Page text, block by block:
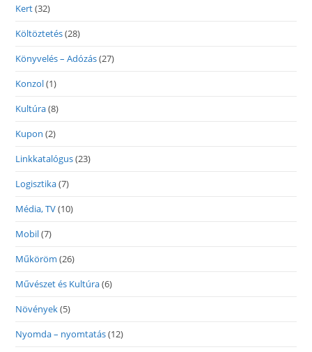
Kert(32)
Költöztetés(28)
Könyvelés – Adózás(27)
Konzol(1)
Kultúra(8)
Kupon (2)
Linkkatalógus(23)
Logisztika(7)
Média, TV(10)
Mobil(7)
Műköröm (26)
Művészet és Kultúra(6)
Növények(5)
Nyomda – nyomtatás(12)